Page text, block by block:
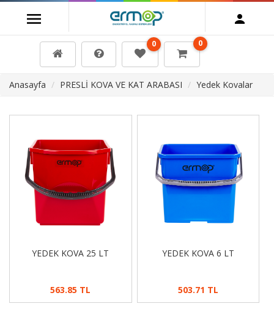
0 0
Anasayfa PRESLİ KOVA VE KAT ARABASI Yedek Kovalar
YEDEK KOVA 25 LT
563.85 TL
YEDEK KOVA 6 LT
503.71 TL